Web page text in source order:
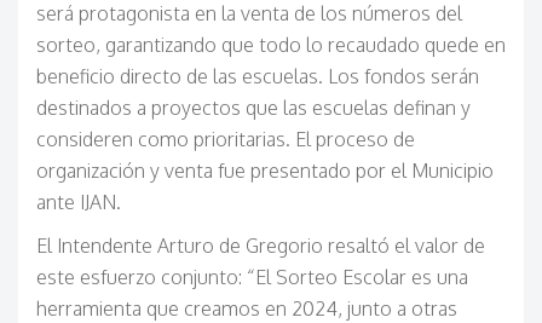
será protagonista en la venta de los números del
sorteo, garantizando que todo lo recaudado quede en
beneficio directo de las escuelas. Los fondos serán
destinados a proyectos que las escuelas definan y
consideren como prioritarias. El proceso de
organización y venta fue presentado por el Municipio
ante IJAN.
El Intendente Arturo de Gregorio resaltó el valor de
este esfuerzo conjunto: “El Sorteo Escolar es una
herramienta que creamos en 2024, junto a otras